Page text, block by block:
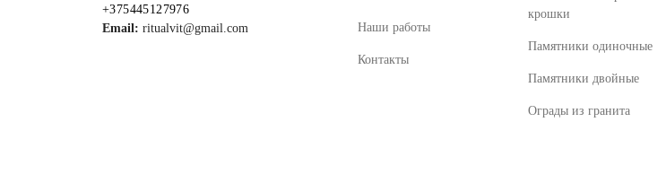
+375445127976
Email: ritualvit@gmail.com Наши работы
Контакты
крошки
Памятники одиночные
Памятники двойные
Ограды из гранита